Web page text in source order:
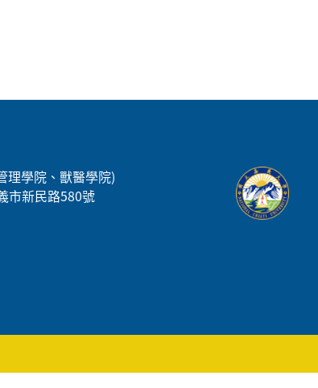
理學院、獸醫學院)
市新民路580號